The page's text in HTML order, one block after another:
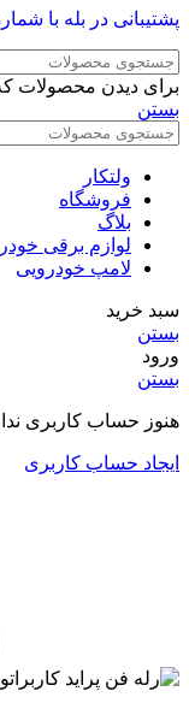
پشتیبانی در بله با
برای دیدن محصولات
بستن
ولتکار
فروشگاه
بلاگ
لوازم برقی
لامپ خودرویی
سبد خرید
بستن
ورود
بستن
هنوز حساب کاربری
ایجاد حساب کاربری